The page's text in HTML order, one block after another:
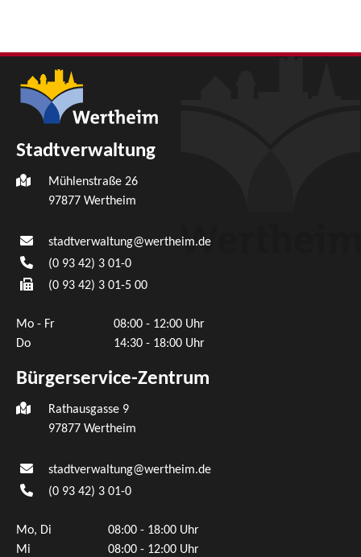
Stadtverwaltung
Mühlenstraße 26
97877 Wertheim
stadtverwaltung@wertheim.de
(0 93 42) 3 01-0
(0 93 42) 3 01-5 00
Mo - Fr
08:00 - 12:00 Uhr
Do
14:30 - 18:00 Uhr
Bürgerservice-Zentrum
Rathausgasse 9
97877 Wertheim
stadtverwaltung@wertheim.de
(0 93 42) 3 01-0
Mo, Di
08:00 - 18:00 Uhr
Mi
08:00 - 12:00 Uhr